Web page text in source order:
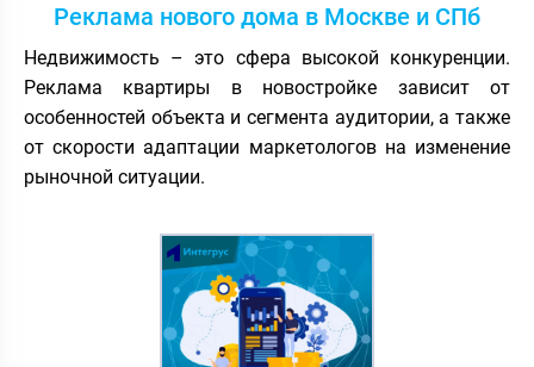
Реклама нового дома в Москве и СПб
Недвижимость – это сфера высокой конкуренции.
Реклама квартиры в новостройке зависит от
особенностей объекта и сегмента аудитории, а также
от скорости адаптации маркетологов на изменение
рыночной ситуации.